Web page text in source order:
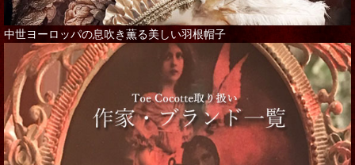
中世ヨーロッパの息吹き薫る美しい羽根帽子